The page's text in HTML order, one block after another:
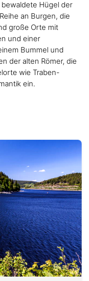
Hügel der
an Burgen, die
große Orte mit
und einer
Bummel und
der alten Römer, die
wie Traben-
ein.